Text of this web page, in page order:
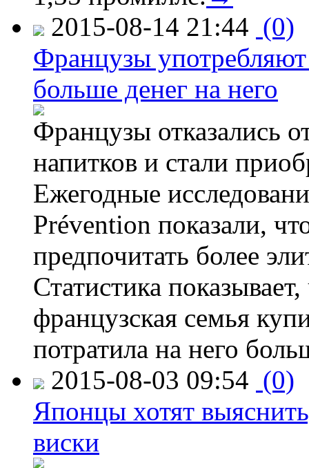
2015-08-14 21:44 (0)
Французы
больше денег на него
Французы отказались
напитков и стали
Ежегодные
Prévention показали,
предпочитать более
Статистика
французская семья
потратила на него
2015-08-03 09:54 (0)
Японцы хотят
виски